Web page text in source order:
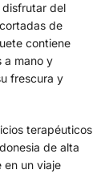
disfrutar del
de
contiene
a mano y
frescura y
terapéuticos
de alta
en un viaje